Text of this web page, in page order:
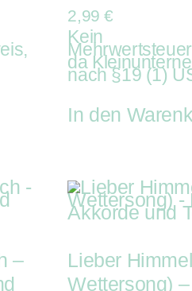
2,99€
Kein
da
nach §19 (1)
In den
–
Lieber
Wettersong)